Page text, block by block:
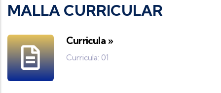
MALLA CURRICULAR
Curricula »
Curricula: 01